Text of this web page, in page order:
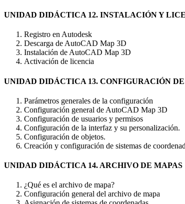
UNIDAD DIDÁCTICA 12. INSTALACIÓN Y
Registro en Autodesk
Descarga de AutoCAD Map 3D
Instalación de AutoCAD Map 3D
Activación de licencia
UNIDAD DIDÁCTICA 13. CONFIGURACIÓN
Parámetros generales de la configuración
Configuración general de AutoCAD Map 3D
Configuración de usuarios y permisos
Configuración de la interfaz y su personalización.
Configuración de objetos.
Creación y configuración de sistemas de
UNIDAD DIDÁCTICA 14. ARCHIVO DE MAPAS
¿Qué es el archivo de mapa?
Configuración general del archivo de mapa